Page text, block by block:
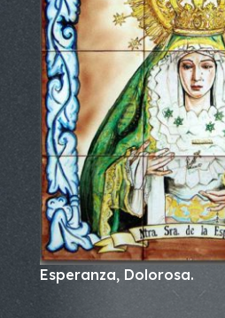
Esperanza, Dolorosa.